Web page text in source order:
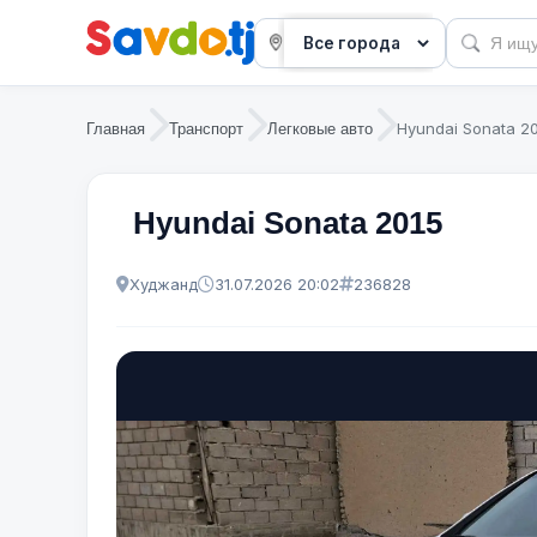
Главная Транспорт Легковые авто Hyundai Sonata
Hyundai Sonata 2015
Худжанд 31.07.2026 20:02 236828